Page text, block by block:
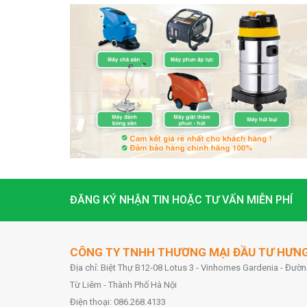
ĐĂNG KÝ NHẬN TIN HOẶC TƯ VẤN MIỄN PHÍ
CÔNG TY TNHH THƯƠNG MẠI ĐẦU TƯ
Địa chỉ: Biệt Thự B12-08 Lotus 3 - Vinhomes Gardenia -
Từ Liêm - Thành Phố Hà Nội
Điện thoại: 086.268.4133